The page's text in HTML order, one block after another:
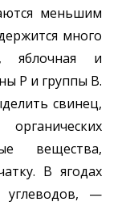
меньшим
много
яблочная и
Р и группы В.
свинец,
вещества,
В ягодах
—